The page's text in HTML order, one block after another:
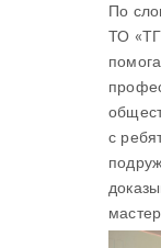
По
ТО
с